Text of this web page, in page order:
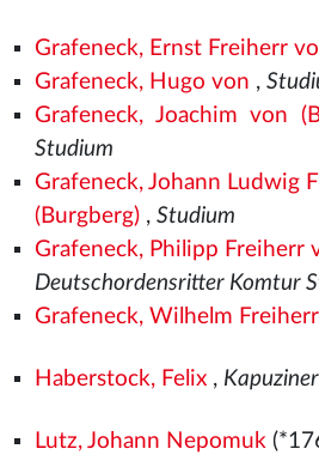
Grafeneck, Ernst Freiherr
Grafeneck, Hugo von ,
Grafeneck, Joachim von
Studium
Grafeneck, Johann Ludwig
(Burgberg), Studium
Grafeneck, Philipp Freiherr
Deutschordensritter Komtur
Grafeneck, Wilhelm
Haberstock, Felix,
Lutz, Johann Nepomuk